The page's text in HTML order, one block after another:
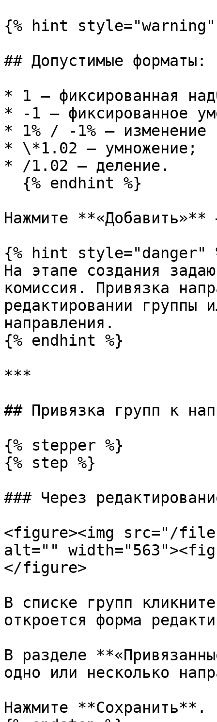
{% hint style="warning"
## Допустимые форматы:
* 1 — фиксированная
* -1 — фиксированное
* 1% / -1% — изменение
* \*1.02 — умножение;
* /1.02 — деление.
Нажмите
{% hint style="danger"
На этапе создания
комиссия. Привязка
редактировании группы
направления.
{% endhint %}
***
## Привязка групп к
{% stepper %}
{% step %}
### Через
<figure><img src="/
alt=""
</figure>
В списке групп
откроется форма
В разделе
одно или несколько
Нажмите **Сохранить**.